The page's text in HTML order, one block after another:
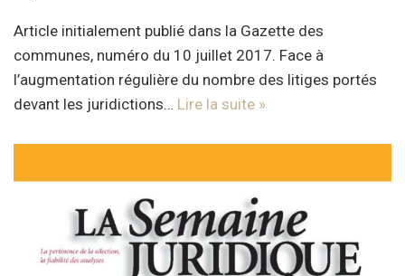
Article initialement publié dans la Gazette des
communes, numéro du 10 juillet 2017. Face à
l’augmentation régulière du nombre des litiges portés
devant les juridictions… Lire la suite »